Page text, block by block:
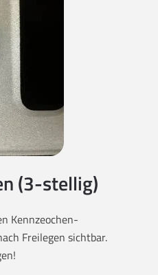
(3-stellig)
Kennzeochen-
Freilegen sichtbar.